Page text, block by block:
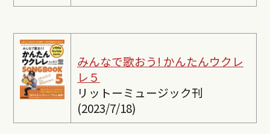
みんなで歌おう! かんたんウクレ
レ５
リットーミュージック刊
(2023/7/18)